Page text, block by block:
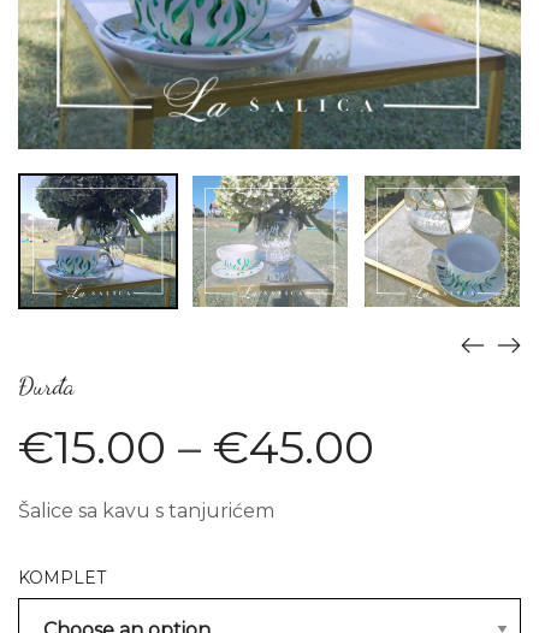
Đurđa
€15.00 – €45.00
Šalice sa kavu s tanjurićem
KOMPLET